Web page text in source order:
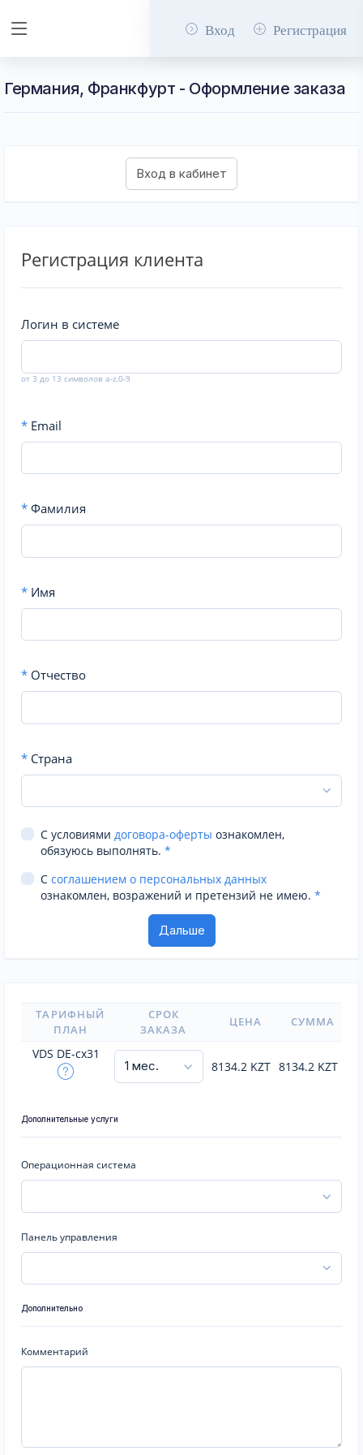
Вход Регистрация
Германия, Франкфурт - Оформление заказа
Регистрация клиента
Логин в системе
от 3 до 13 символов a-z,0-9
* Email
* Фамилия
* Имя
* Отчество
* Страна
С условиями договора-оферты ознакомлен,
обязуюсь выполнять. *
С соглашением о персональных данных
ознакомлен, возражений и претензий не имею. *
ТАРИФНЫЙ
ПЛАН
СРОК
ЗАКАЗА
ЦЕНА СУММА
VDS DE-cx31
8134.2 KZT 8134.2 KZT
Дополнительные услуги
Операционная система
Панель управления
Дополнительно
Комментарий